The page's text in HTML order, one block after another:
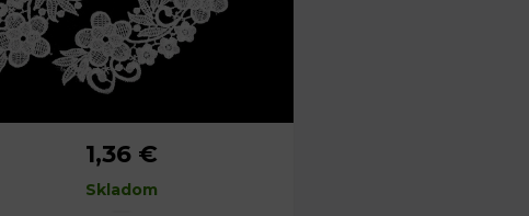
8 x 27 cm
1,36 €
Skladom